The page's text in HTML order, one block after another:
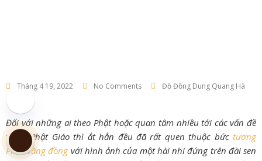
Tháng 4 19, 2022 No Comments Đồ Đồng Dung Quang Hà
Đối với những ai theo Phật hoặc quan tâm nhiều tới các vấn đề
trong Phật Giáo thì ắt hẳn đều đã rất quen thuộc bức tượng
Phật bằng đồngvới hình ảnh của một hài nhi đứng trên đài sen